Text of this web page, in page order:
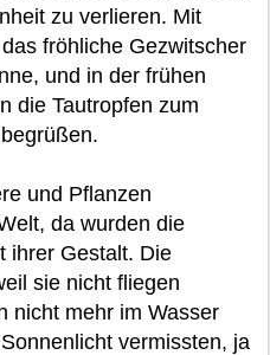
zu verlieren. Mit
fröhliche Gezwitscher
und in der frühen
die Tautropfen zum
und Pflanzen
da wurden die
ihrer Gestalt. Die
sie nicht fliegen
nicht mehr im Wasser
vermissten, ja